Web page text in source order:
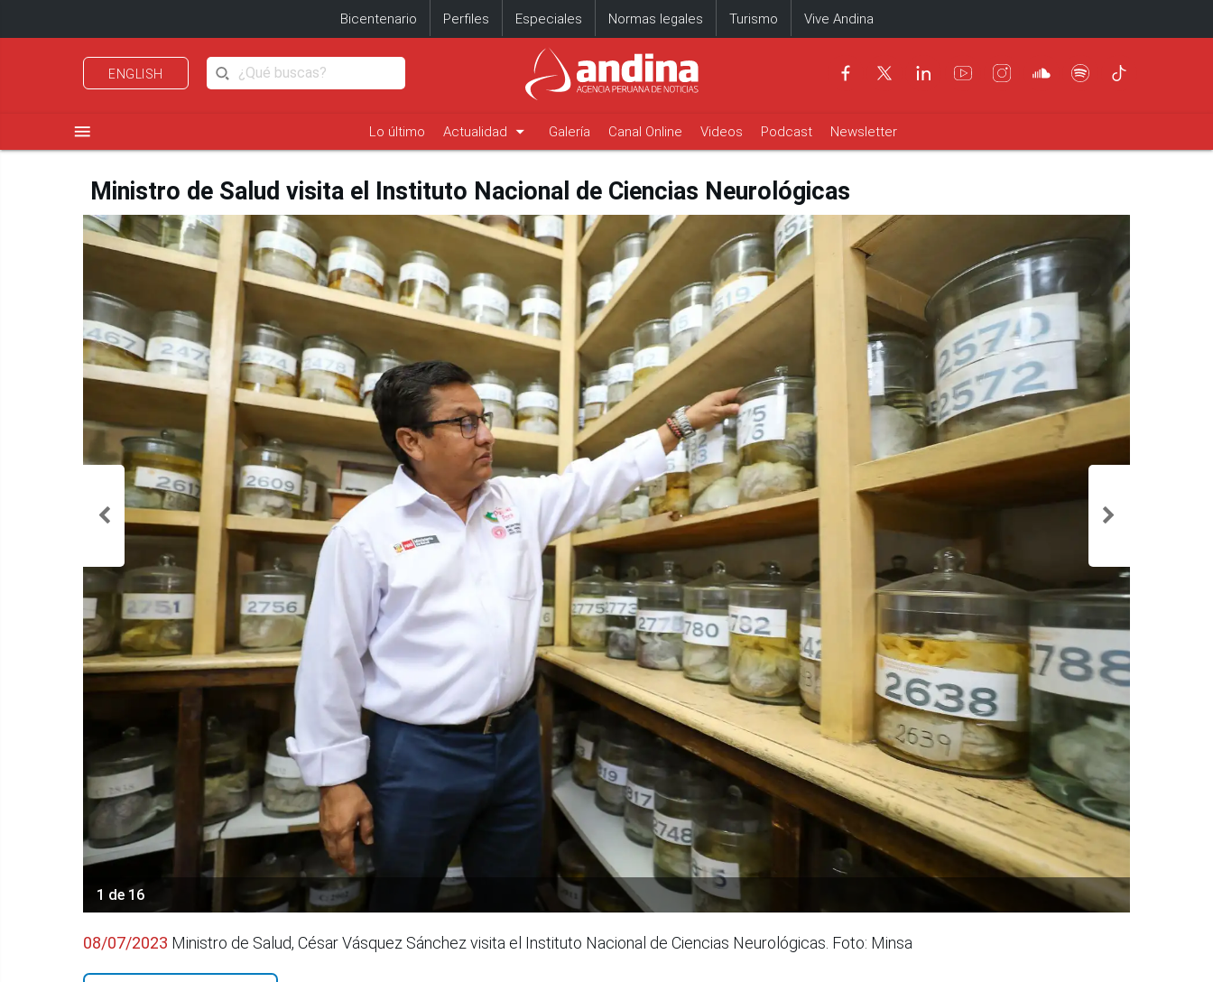
Bicentenario Perfiles Especiales Normas legales Turismo Vive Andina
ENGLISH
menu Lo último Actualidad arrow_drop_down Galería Canal Online Videos Podcast Newsletter
Ministro de Salud visita el Instituto Nacional de Ciencias Neurológicas
1 de 16
08/07/2023 Ministro de Salud, César Vásquez Sánchez visita el Instituto Nacional de Ciencias Neurológicas. Foto: Minsa